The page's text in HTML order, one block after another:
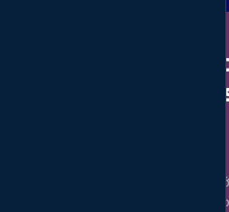
Chỉ Với 4
để bắt
Tạo tài khoản
Hoàn toàn miễn